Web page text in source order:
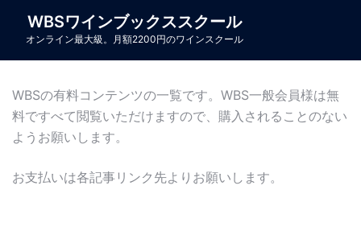
WBSワインブックススクール
オンライン最大級。月額2200円のワインスクール
WBSの有料コンテンツの一覧です。WBS一般会員様は無
料ですべて閲覧いただけますので、購入されることのない
ようお願いします。
お支払いは各記事リンク先よりお願いします。